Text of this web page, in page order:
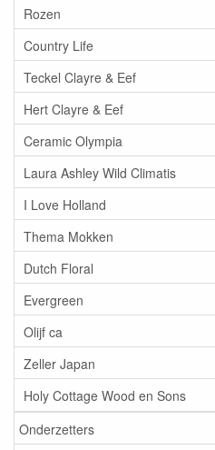
Rozen
Country Life
Teckel Clayre & Eef
Hert Clayre & Eef
Ceramic Olympia
Laura Ashley Wild Climatis
I Love Holland
Thema Mokken
Dutch Floral
Evergreen
Olijf ca
Zeller Japan
Holy Cottage Wood en Sons
Onderzetters